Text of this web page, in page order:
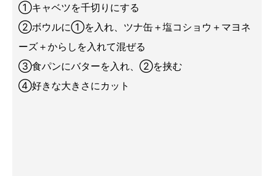
①キャベツを千切りにする
②ボウルに①を入れ、ツナ缶＋塩コショウ＋マヨネ
ーズ＋からしを入れて混ぜる
③食パンにバターを入れ、②を挟む
④好きな大きさにカット